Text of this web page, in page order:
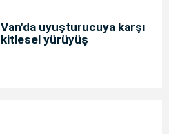
Van'da uyuşturucuya karşı
kitlesel yürüyüş